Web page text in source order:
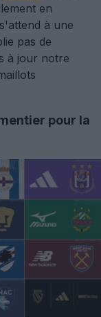
en
à une
pas de
à jour notre
pour la